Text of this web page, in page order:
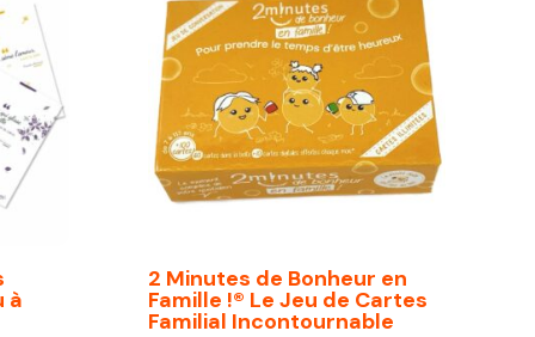
à
2 Minutes de Bonheur en
Famille !® Le Jeu de Cartes
Familial Incontournable